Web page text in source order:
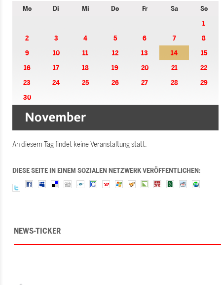
Mo Di Mi Do Fr Sa
So
1
2
3 4 5 6 7
8
9
10 11 12 13 14
15
16
17 18 19 20 21
22
23
24 25 26 27 28
29
30
An diesem Tag findet keine Veranstaltung statt.
DIESE SEITE IN EINEM SOZIALEN NETZWERK VERÖFFENTLICHEN:
NEWS-TICKER